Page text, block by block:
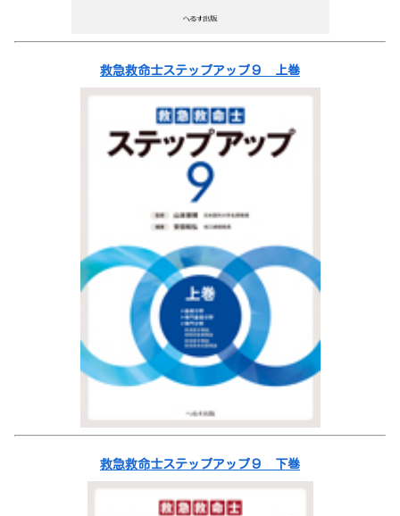
救急救命士ステップアップ９ 上巻
救急救命士ステップアップ９ 下巻